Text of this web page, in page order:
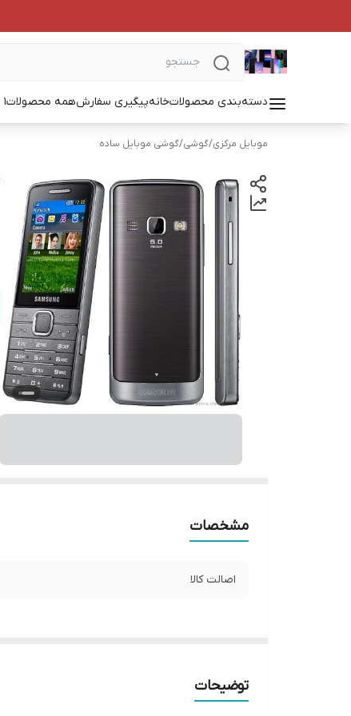
دسته‌بندی محصولاتخانهپیگیری سفارشهمه محصولات1
موبایل مرکزی/گوشی/گوشی موبایل ساده
مشخصات
اصالت کالا
توضیحات